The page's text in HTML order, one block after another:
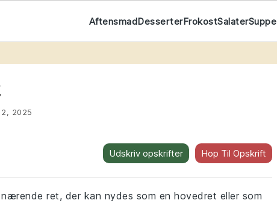
AftensmadDesserterFrokostSalaterSuppe
2025
Udskriv opskrifter Hop Til Opskrift
ret, der kan nydes som en hovedret eller som